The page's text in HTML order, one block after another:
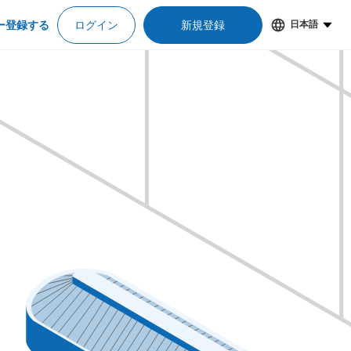
登録する ログイン 新規登録 日本語